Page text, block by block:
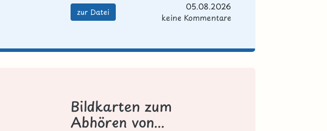
zur Datei
05.08.2026
keine Kommentare
Bildkarten zum
Abhören von...